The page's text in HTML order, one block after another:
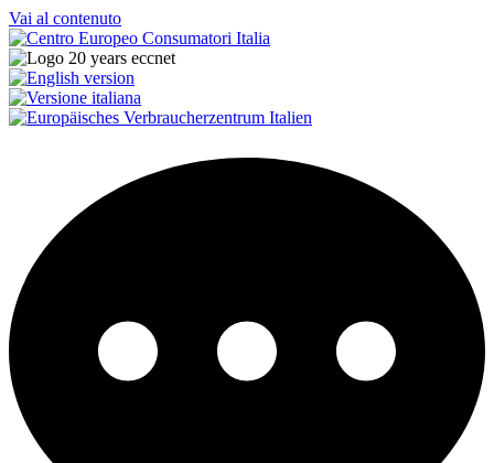
Vai al contenuto